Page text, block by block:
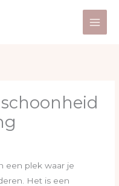
een plek waar je
Het is een